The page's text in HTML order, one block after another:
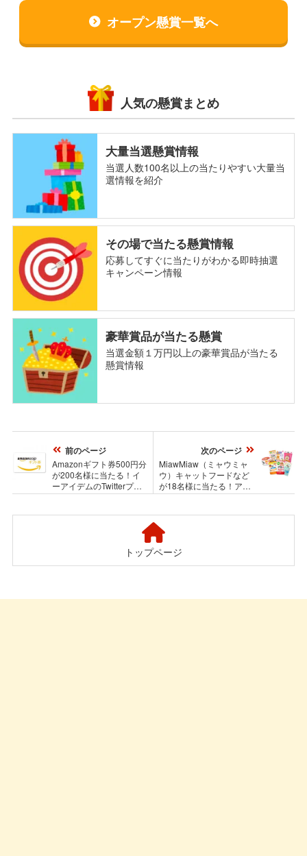
オープン懸賞一覧へ
人気の懸賞まとめ
大量当選懸賞情報
当選人数100名以上の当たりやすい大量当
選情報を紹介
その場で当たる懸賞情報
応募してすぐに当たりがわかる即時抽選
キャンペーン情報
豪華賞品が当たる懸賞
当選金額１万円以上の豪華賞品が当たる
懸賞情報
前のページ
Amazonギフト券500円分
が200名様に当たる！イ
ーアイデムのTwitterプレ
ゼントキャンペーン
次のページ
MiawMiaw（ミャウミャ
ウ）キャットフードなど
が18名様に当たる！アイ
シアの部屋ねこ限定！イ
トップページ